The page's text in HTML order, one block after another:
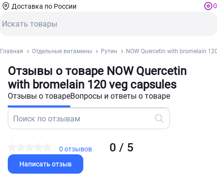
Доставка по России 0
Главная Отдельные витамины Рутин NOW Quercetin with bromelain
Отзывы о товаре NOW Quercetin
with bromelain 120 veg capsules
Отзывы о товареВопросы и ответы о товаре
0 / 5
0 отзывов
Написать отзыв